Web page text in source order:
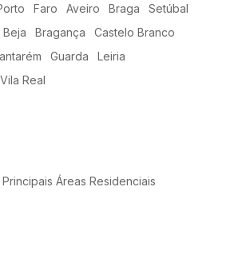
Faro Aveiro Braga
Setúbal
Beja Bragança
Castelo Branco
Guarda
Leiria
Vila Real
Principais Áreas Residenciais